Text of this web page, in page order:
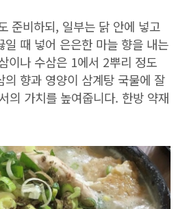
준비하되, 일부는 닭 안에 넣고
일 때 넣어 은은한 마늘 향을 내는
이나 수삼은 1에서 2뿌리 정도
의 향과 영양이 삼계탕 국물에 잘
의 가치를 높여줍니다. 한방 약재